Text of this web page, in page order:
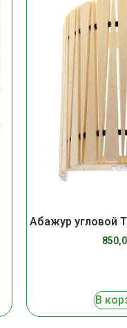
Абажур угловой
В